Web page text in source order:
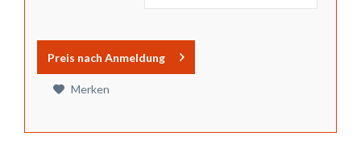
Preis nach Anmeldung
Merken